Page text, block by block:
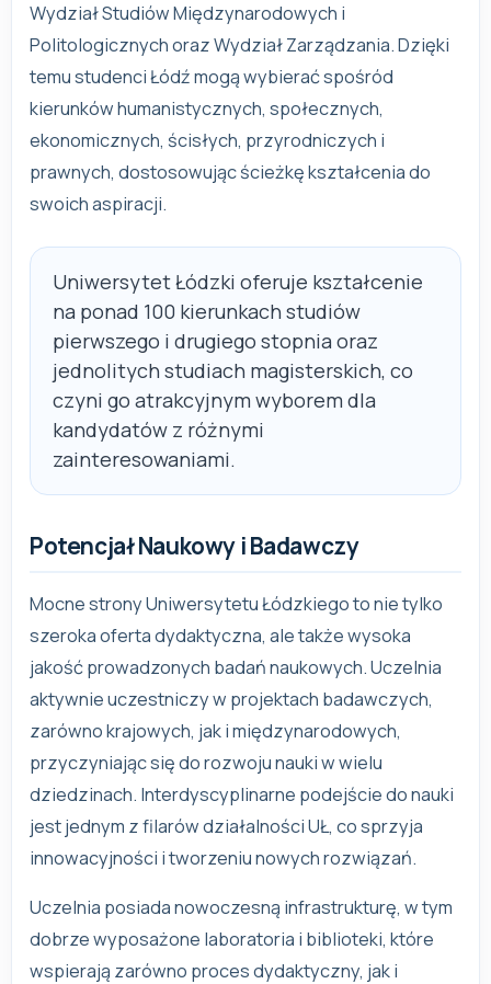
Wydział Studiów Międzynarodowych i
Politologicznych oraz Wydział Zarządzania. Dzięki
temu studenci Łódź mogą wybierać spośród
kierunków humanistycznych, społecznych,
ekonomicznych, ścisłych, przyrodniczych i
prawnych, dostosowując ścieżkę kształcenia do
swoich aspiracji.
Uniwersytet Łódzki oferuje kształcenie
na ponad 100 kierunkach studiów
pierwszego i drugiego stopnia oraz
jednolitych studiach magisterskich, co
czyni go atrakcyjnym wyborem dla
kandydatów z różnymi
zainteresowaniami.
Potencjał Naukowy i Badawczy
Mocne strony Uniwersytetu Łódzkiego to nie tylko
szeroka oferta dydaktyczna, ale także wysoka
jakość prowadzonych badań naukowych. Uczelnia
aktywnie uczestniczy w projektach badawczych,
zarówno krajowych, jak i międzynarodowych,
przyczyniając się do rozwoju nauki w wielu
dziedzinach. Interdyscyplinarne podejście do nauki
jest jednym z filarów działalności UŁ, co sprzyja
innowacyjności i tworzeniu nowych rozwiązań.
Uczelnia posiada nowoczesną infrastrukturę, w tym
dobrze wyposażone laboratoria i biblioteki, które
wspierają zarówno proces dydaktyczny, jak i